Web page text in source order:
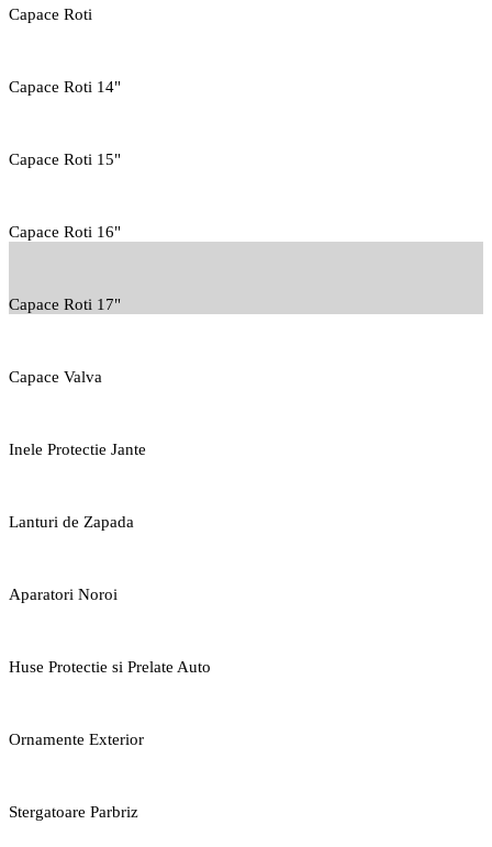
Capace Roti
Capace Roti 14"
Capace Roti 15"
Capace Roti 16"
Capace Roti 17"
Capace Valva
Inele Protectie Jante
Lanturi de Zapada
Aparatori Noroi
Huse Protectie si Prelate Auto
Ornamente Exterior
Stergatoare Parbriz